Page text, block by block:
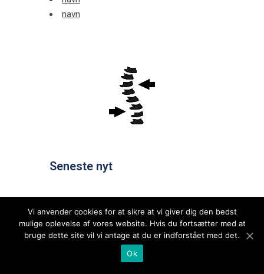
navn
Seneste nyt
Vi anvender cookies for at sikre at vi giver dig den bedst
mulige oplevelse af vores website. Hvis du fortsætter med at
bruge dette site vil vi antage at du er indforstået med det.
Ok